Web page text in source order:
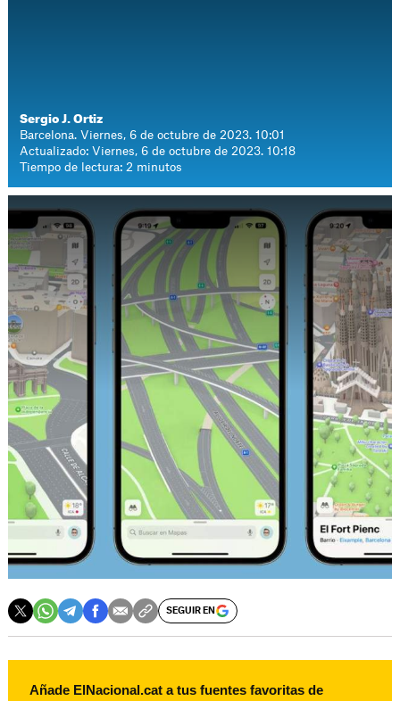
Sergio J. Ortiz
Barcelona. Viernes, 6 de octubre de 2023. 10:01
Actualizado: Viernes, 6 de octubre de 2023. 10:18
Tiempo de lectura: 2 minutos
SEGUIR EN
Añade ElNacional.cat a tus fuentes favoritas de